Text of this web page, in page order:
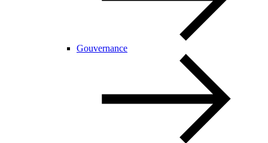
Gouvernance